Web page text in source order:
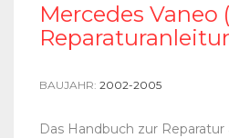
Mercedes Vaneo
BAUJAHR: 2002-2005
Das Handbuch zur